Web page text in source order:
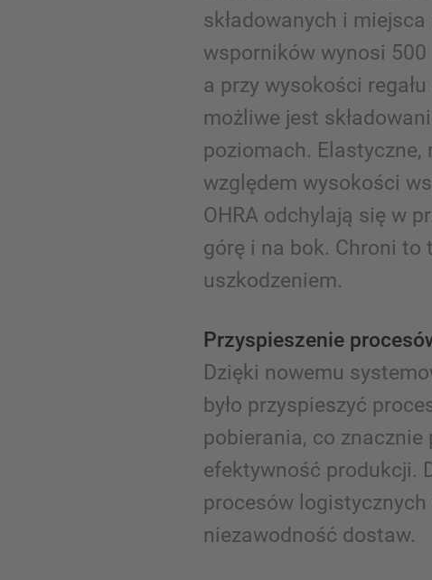
składowanych i
wsporników wynosi
a przy wysokości
możliwe jest
poziomach. Elastyczne,
względem wysokości
OHRA odchylają się w
górę i na bok. Chroni to
uszkodzeniem.
Przyspieszenie
Dzięki nowemu
było przyspieszyć
pobierania, co znacznie
efektywność produkcji.
procesów logistycznych
niezawodność dostaw.